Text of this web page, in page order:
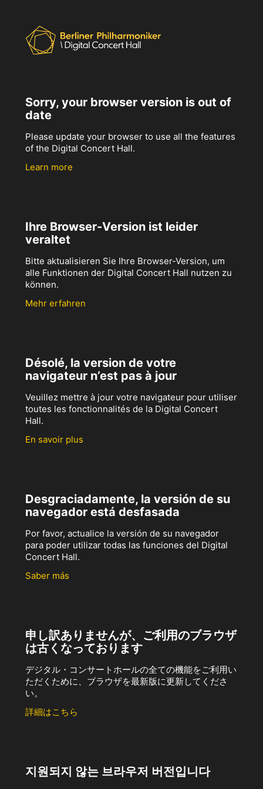
Sorry, your browser version is out of
date
Please update your browser to use all the features
of the Digital Concert Hall.
Learn more
Ihre Browser-Version ist leider
veraltet
Bitte aktualisieren Sie Ihre Browser-Version, um
alle Funktionen der Digital Concert Hall nutzen zu
können.
Mehr erfahren
Désolé, la version de votre
navigateur n’est pas à jour
Veuillez mettre à jour votre navigateur pour utiliser
toutes les fonctionnalités de la Digital Concert
Hall.
En savoir plus
Desgraciadamente, la versión de su
navegador está desfasada
Por favor, actualice la versión de su navegador
para poder utilizar todas las funciones del Digital
Concert Hall.
Saber más
申し訳ありませんが、ご利用のブラウザ
は古くなっております
デジタル・コンサートホールの全ての機能をご利用い
ただくために、ブラウザを最新版に更新してくださ
い。
詳細はこちら
지원되지 않는 브라우저 버전입니다